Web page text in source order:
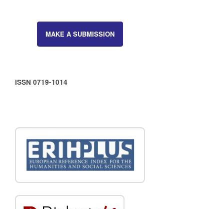
MAKE A SUBMISSION
ISSN 0719-1014